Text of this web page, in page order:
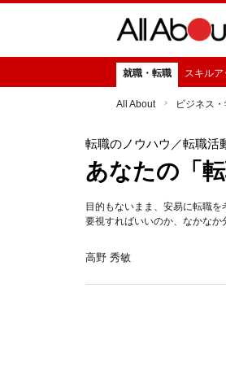
就職・転職 スキルア
All About ビジネス
転職のノウハウ ／転職活
あなたの「
目的もないまま、安易に転職
要視すればいいのか、なかなか
高野 秀敏